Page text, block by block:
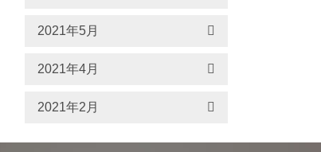
2021年5月
2021年4月
2021年2月